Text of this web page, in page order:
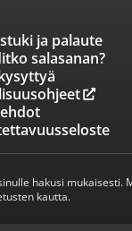
ja palaute
salasanan?
hakusi mukaisesti.
kautta.